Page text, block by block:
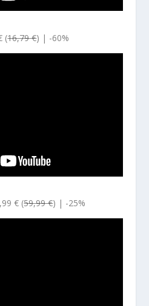
(16,79 €) | -60%
€ (59,99 €) | -25%